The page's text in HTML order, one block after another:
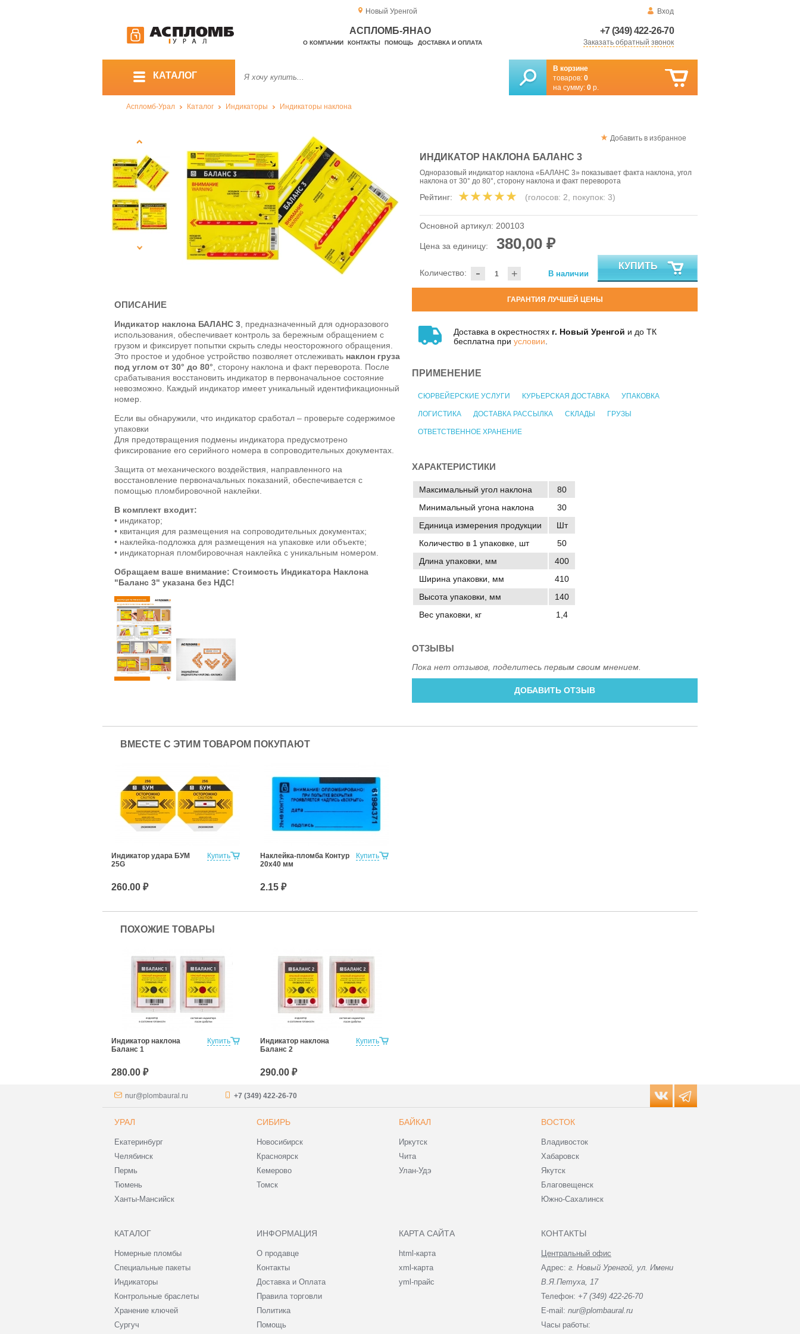
Новый Уренгой Вход
+7 (349) 422-26-70
Заказать обратный звонок
АСПЛОМБ-ЯНАО
О КОМПАНИИ КОНТАКТЫ ПОМОЩЬ ДОСТАВКА И ОПЛАТА
КАТАЛОГ
В корзине
товаров: 0
на сумму: 0 р.
Аспломб-Урал Каталог Индикаторы Индикаторы наклона
Добавить в избранное
ИНДИКАТОР НАКЛОНА БАЛАНС 3
Одноразовый индикатор наклона «БАЛАНС 3» показывает факта наклона, угол
наклона от 30° до 80°, сторону наклона и факт переворота
Рейтинг: (голосов: 2, покупок: 3)
Основной артикул: 200103
Цена за единицу: 380,00 ₽
- +
Количество: В наличии
КУПИТЬ
ГАРАНТИЯ ЛУЧШЕЙ ЦЕНЫ
Доставка в окрестностях г. Новый Уренгой и до ТК
бесплатна при условии
ПРИМЕНЕНИЕ
СЮРВЕЙЕРСКИЕ УСЛУГИ КУРЬЕРСКАЯ ДОСТАВКА УПАКОВКА
ЛОГИСТИКА ДОСТАВКА РАССЫЛКА СКЛАДЫ ГРУЗЫ
ОТВЕТСТВЕННОЕ ХРАНЕНИЕ
ОПИСАНИЕ
Индикатор наклона БАЛАНС 3 , предназначенный для одноразового
использования, обеспечивает контроль за бережным обращением с
грузом и фиксирует попытки скрыть следы неосторожного обращения.
Это простое и удобное устройство позволяет отслеживать наклон груза
под углом от 30° до 80° , сторону наклона и факт переворота. После
срабатывания восстановить индикатор в первоначальное состояние
невозможно. Каждый индикатор имеет уникальный идентификационный
номер.
Если вы обнаружили, что индикатор сработал – проверьте содержимое
упаковки
Для предотвращения подмены индикатора предусмотрено
фиксирование его серийного номера в сопроводительных документах.
Защита от механического воздействия, направленного на
восстановление первоначальных показаний, обеспечивается с
помощью пломбировочной наклейки.
В комплект входит:
• индикатор;
• квитанция для размещения на сопроводительных документах;
• наклейка-подложка для размещения на упаковке или объекте;
• индикаторная пломбировочная наклейка с уникальным номером.
Обращаем ваше внимание: Стоимость Индикатора Наклона
"Баланс 3" указана без НДС!
ХАРАКТЕРИСТИКИ
Максимальный угол наклона
80
Минимальный угона наклона
30
Единица измерения продукции
Шт
Количество в 1 упаковке, шт
50
Длина упаковки, мм
400
Ширина упаковки, мм
410
Высота упаковки, мм
140
Вес упаковки, кг
1,4
ОТЗЫВЫ
Пока нет отзывов, поделитесь первым своим мнением.
ДОБАВИТЬ ОТЗЫВ
ВМЕСТЕ С ЭТИМ ТОВАРОМ ПОКУПАЮТ
Купить
Индикатор удара БУМ
25G
260.00 ₽
Купить
Наклейка-пломба Контур
20х40 мм
2.15 ₽
ПОХОЖИЕ ТОВАРЫ
Купить
Индикатор наклона
Баланс 1
280.00 ₽
Купить
Индикатор наклона
Баланс 2
290.00 ₽
nur@plombaural.ru +7 (349) 422-26-70
УРАЛ
Екатеринбург
Челябинск
Пермь
Тюмень
Ханты-Мансийск
СИБИРЬ
Новосибирск
Красноярск
Кемерово
Томск
БАЙКАЛ
Иркутск
Чита
Улан-Удэ
ВОСТОК
Владивосток
Хабаровск
Якутск
Благовещенск
Южно-Сахалинск
КАТАЛОГ
Номерные пломбы
Специальные пакеты
Индикаторы
Контрольные браслеты
Хранение ключей
Сургуч
ИНФОРМАЦИЯ
О продавце
Контакты
Доставка и Оплата
Правила торговли
Политика
Помощь
КАРТА САЙТА
html-карта
xml-карта
yml-прайс
КОНТАКТЫ
Центральный офис
Адрес: г. Новый Уренгой, ул. Имени
В.Я.Петуха, 17
Телефон: +7 (349) 422-26-70
E-mail: nur@plombaural.ru
Часы работы: